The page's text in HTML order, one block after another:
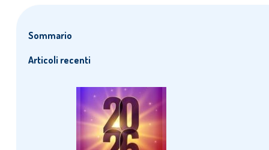
Sommario
Articoli recenti